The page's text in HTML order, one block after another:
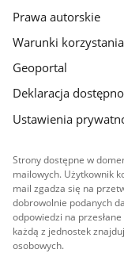
Prawa autorskie
Warunki korzystania
Geoportal
Deklaracja
Ustawienia
Strony dostępne w
mailowych. Użytkownik
mail zgadza się na
dobrowolnie podanych
odpowiedzi na
każdą z jednostek
osobowych.